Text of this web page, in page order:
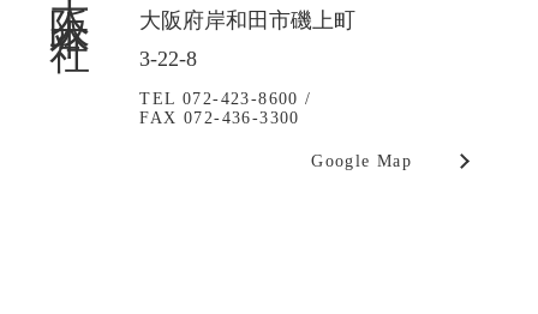
大阪府岸和田市磯上町
3-22-8
TEL 072-423-8600 /
FAX 072-436-3300
Google Map